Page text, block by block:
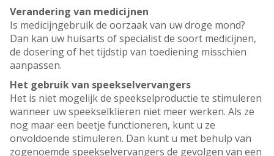
Verandering van medicijnen
Is medicijngebruik de oorzaak van uw droge mond?
Dan kan uw huisarts of specialist de soort medicijnen,
de dosering of het tijdstip van toediening misschien
aanpassen.
Het gebruik van speekselvervangers
Het is niet mogelijk de speekselproductie te stimuleren
wanneer uw speekselklieren niet meer werken. Als ze
nog maar een beetje functioneren, kunt u ze
onvoldoende stimuleren. Dan kunt u met behulp van
zogenoemde speekselvervangers de gevolgen van een